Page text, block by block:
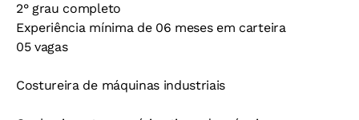
2° grau completo
Experiência mínima de 06 meses em carteira
05 vagas
Costureira de máquinas industriais